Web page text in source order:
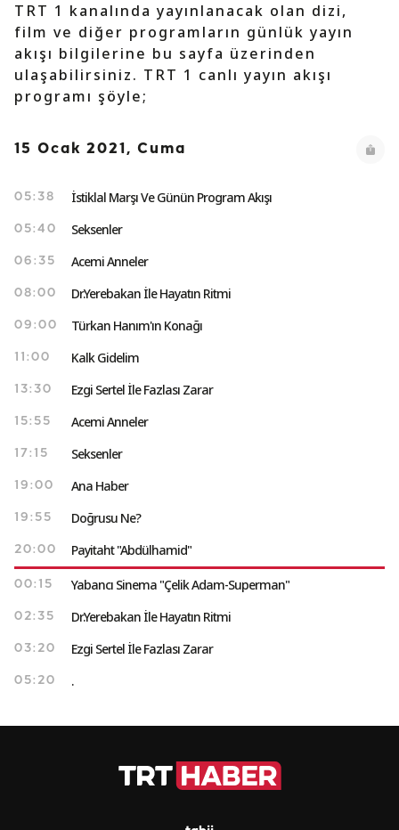
TRT 1 kanalında yayınlanacak olan dizi,
film ve diğer programların günlük yayın
akışı bilgilerine bu sayfa üzerinden
ulaşabilirsiniz. TRT 1 canlı yayın akışı
programı şöyle;
15 Ocak 2021, Cuma
05:38 İstiklal Marşı Ve Günün Program Akışı
05:40 Seksenler
06:35 Acemi Anneler
08:00 Dr.Yerebakan İle Hayatın Ritmi
09:00 Türkan Hanım'ın Konağı
11:00 Kalk Gidelim
13:30 Ezgi Sertel İle Fazlası Zarar
15:55 Acemi Anneler
17:15 Seksenler
19:00 Ana Haber
19:55 Doğrusu Ne?
20:00 Payitaht "Abdülhamid"
00:15 Yabancı Sinema "Çelik Adam-Superman"
02:35 Dr.Yerebakan İle Hayatın Ritmi
03:20 Ezgi Sertel İle Fazlası Zarar
05:20 .